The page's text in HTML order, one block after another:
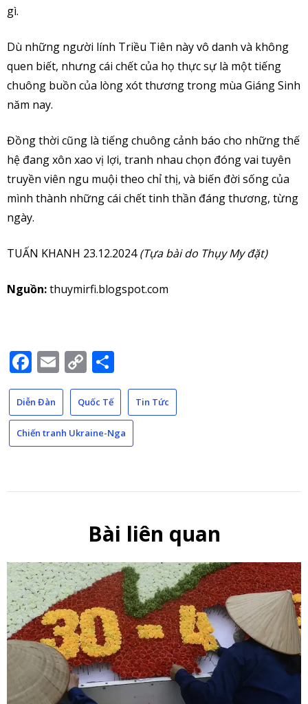
gì.
Dù những người lính Triều Tiên này vô danh và không
quen biết, nhưng cái chết của họ thực sự là một tiếng
chuông buồn của lòng xót thương trong mùa Giáng Sinh
năm nay.
Đồng thời cũng là tiếng chuông cảnh báo cho những thế
hệ đang xôn xao vị lợi, tranh nhau chọn đóng vai tuyên
truyền viên ngu muội theo chỉ thị, và biến đời sống của
mình thành những cái chết tinh thần đáng thương, từng
ngày.
TUẤN KHANH 23.12.2024(Tựa bài do Thụy My đặt)
Nguồn:thuymirfi.blogspot.com
Facebook
Email
Copy
Link
Diễn Đàn Quốc Tế Tin Tức
Chiến tranh Ukraine-Nga
Bài liên quan